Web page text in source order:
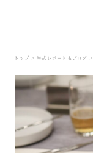
トップ ＞ 挙式レポート＆ブログ ＞